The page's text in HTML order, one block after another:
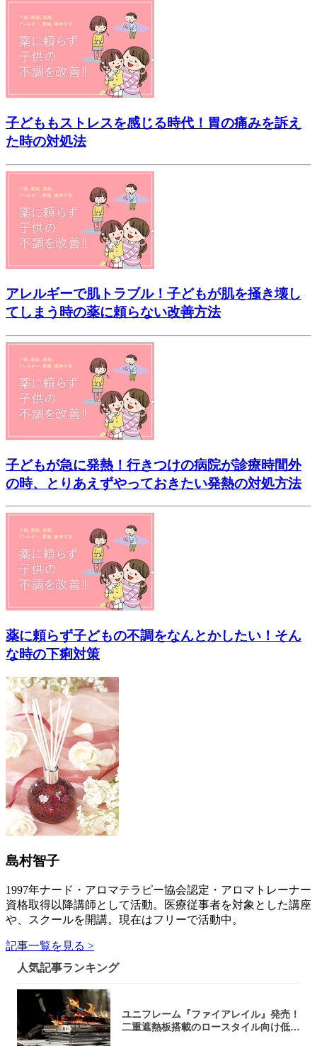
子どももストレスを感じる時代！胃の痛みを訴え
た時の対処法
アレルギーで肌トラブル！子どもが肌を掻き壊し
てしまう時の薬に頼らない改善方法
子どもが急に発熱！行きつけの病院が診療時間外
の時、とりあえずやっておきたい発熱の対処方法
薬に頼らず子どもの不調をなんとかしたい！そん
な時の下痢対策
島村智子
1997年ナード・アロマテラピー協会認定・アロマトレーナー
資格取得以降講師として活動。医療従事者を対象とした講座
や、スクールを開講。現在はフリーで活動中。
記事一覧を見る >
人気記事ランキング
ユニフレーム『ファイアレイル』発売！
二重遮熱板搭載のロースタイル向け低型